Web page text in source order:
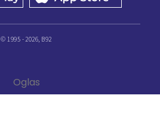
© 1995 - 2026, B92